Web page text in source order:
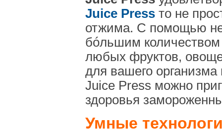
Juice Press то не
отжима. С помощью
бóльшим
любых фруктов,
для вашего
Juice Press можно
здоровья
Умные